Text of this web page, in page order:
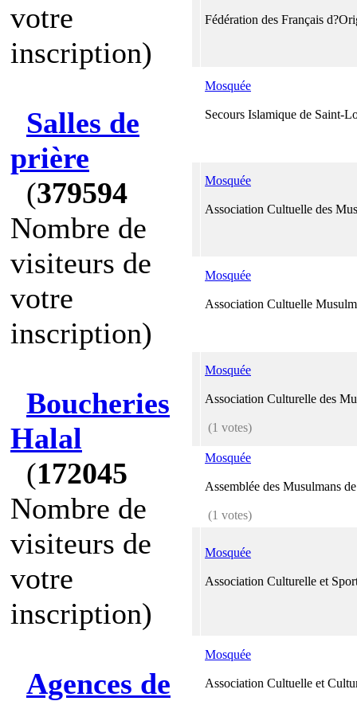
votre
inscription)
Salles de
prière
(379594
Nombre de
visiteurs de
votre
inscription)
Boucheries
Halal
(172045
Nombre de
visiteurs de
votre
inscription)
Agences de
Fédération des Français
Mosquée
Secours Islamique de Saint-
Mosquée
Association Cultuelle des
Mosquée
Association Cultuelle
Mosquée
Association Culturelle des
(1 votes)
Mosquée
Assemblée des Musulmans
(1 votes)
Mosquée
Association Culturelle et
Mosquée
Association Cultuelle et